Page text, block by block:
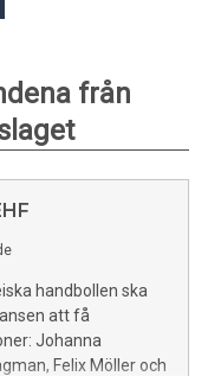
från
handbollen ska
att få
Johanna
Felix Möller och